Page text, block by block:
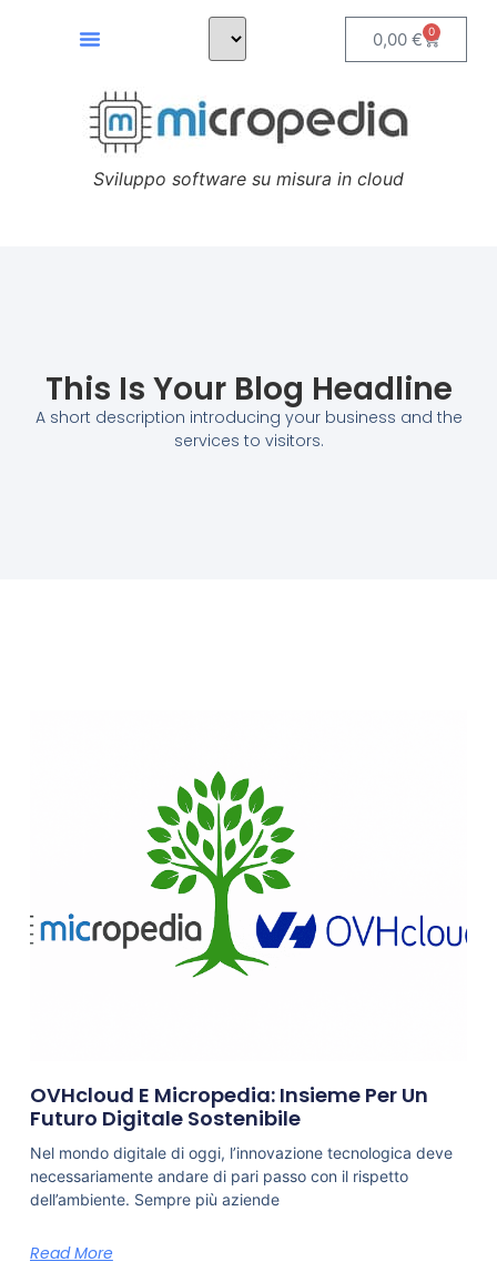
0,00€ 0
Sviluppo software su misura in cloud
This Is Your Blog Headline
A short description introducing your business and the
services to visitors.
OVHcloud E Micropedia: Insieme Per Un
Futuro Digitale Sostenibile
Nel mondo digitale di oggi, l’innovazione tecnologica deve
necessariamente andare di pari passo con il rispetto
dell’ambiente. Sempre più aziende
Read More